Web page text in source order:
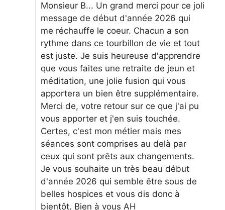
Monsieur B... Un grand merci pour ce joli
message de début d'année 2026 qui
me réchauffe le coeur. Chacun a son
rythme dans ce tourbillon de vie et tout
est juste. Je suis heureuse d'apprendre
que vous faites une retraite de jeun et
méditation, une jolie fusion qui vous
apportera un bien être supplémentaire.
Merci de, votre retour sur ce que j'ai pu
vous apporter et j'en suis touchée.
Certes, c'est mon métier mais mes
séances sont comprises au delà par
ceux qui sont prêts aux changements.
Je vous souhaite un très beau début
d'année 2026 qui semble être sous de
belles hospices et vous dis donc à
bientôt. Bien à vous AH